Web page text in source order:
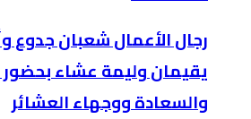
رجال الأعمال شعبان جدوع
يقيمان وليمة عشاء
والسعادة ووجهاء العشائر